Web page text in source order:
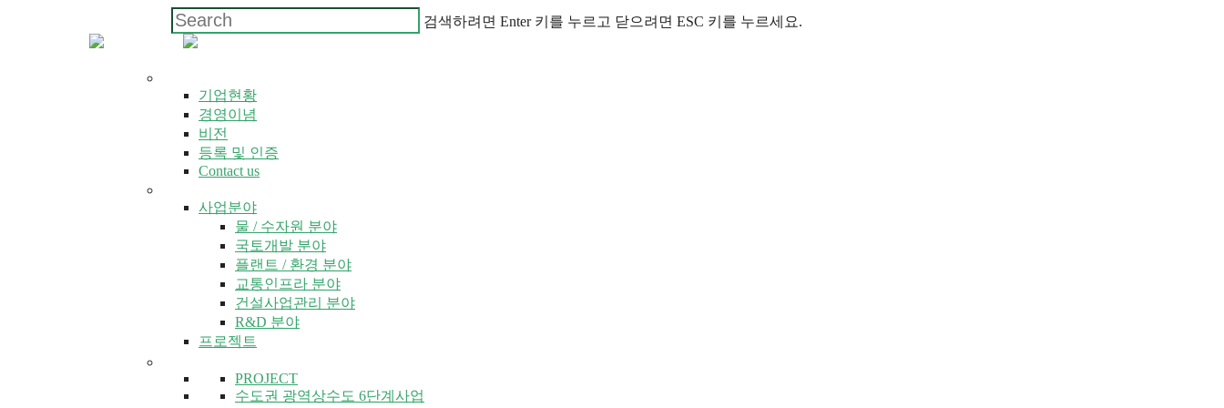
검색하려면 Enter 키를 누르고 닫으려면 ESC 키를 누르세요.
기업현황
경영이념
비전
등록 및 인증
Contact us
사업분야
물 / 수자원 분야
국토개발 분야
플랜트 / 환경 분야
교통인프라 분야
건설사업관리 분야
R&D 분야
프로젝트
PROJECT
수도권 광역상수도 6단계사업